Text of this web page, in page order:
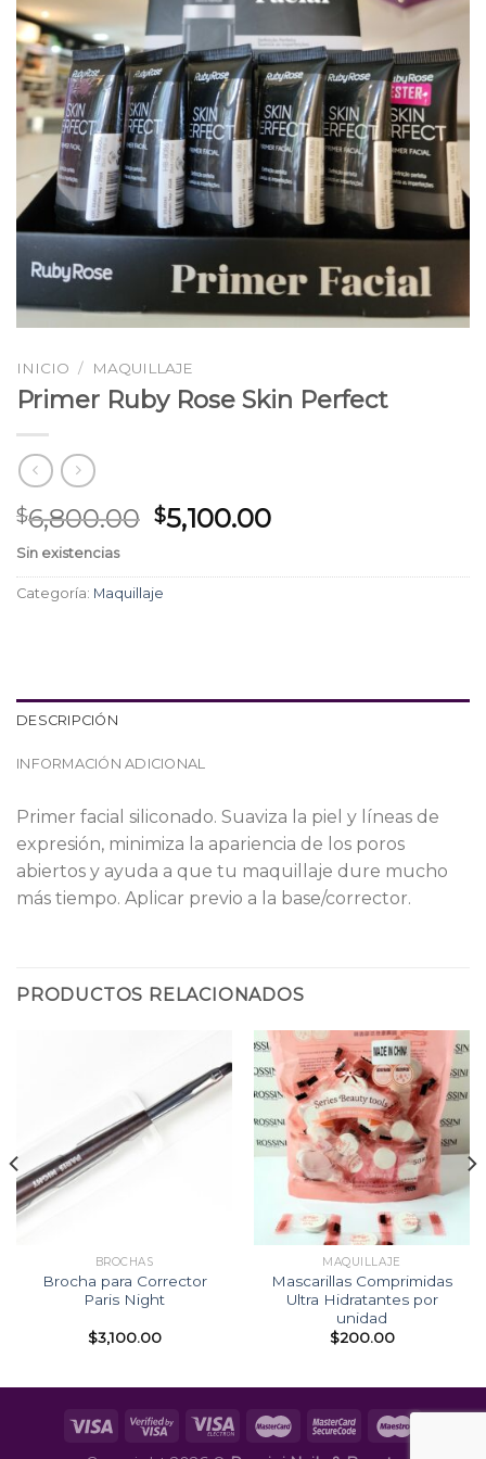
INICIO / MAQUILLAJE
Primer Ruby Rose Skin Perfect
$6,800.00 El
original
era:
$5,100.00El
actual
Sin existencias
Categoría: Maquillaje
DESCRIPCIÓN
INFORMACIÓN ADICIONAL
Primer facial siliconado. Suaviza la piel y líneas de
expresión, minimiza la apariencia de los poros
abiertos y ayuda a que tu maquillaje dure mucho
más tiempo. Aplicar previo a la base/corrector.
PRODUCTOS RELACIONADOS
BROCHAS
Brocha para Corrector
Paris Night
$3,100.00
MAQUILLAJE
Mascarillas Comprimidas
Ultra Hidratantes por
unidad
$200.00